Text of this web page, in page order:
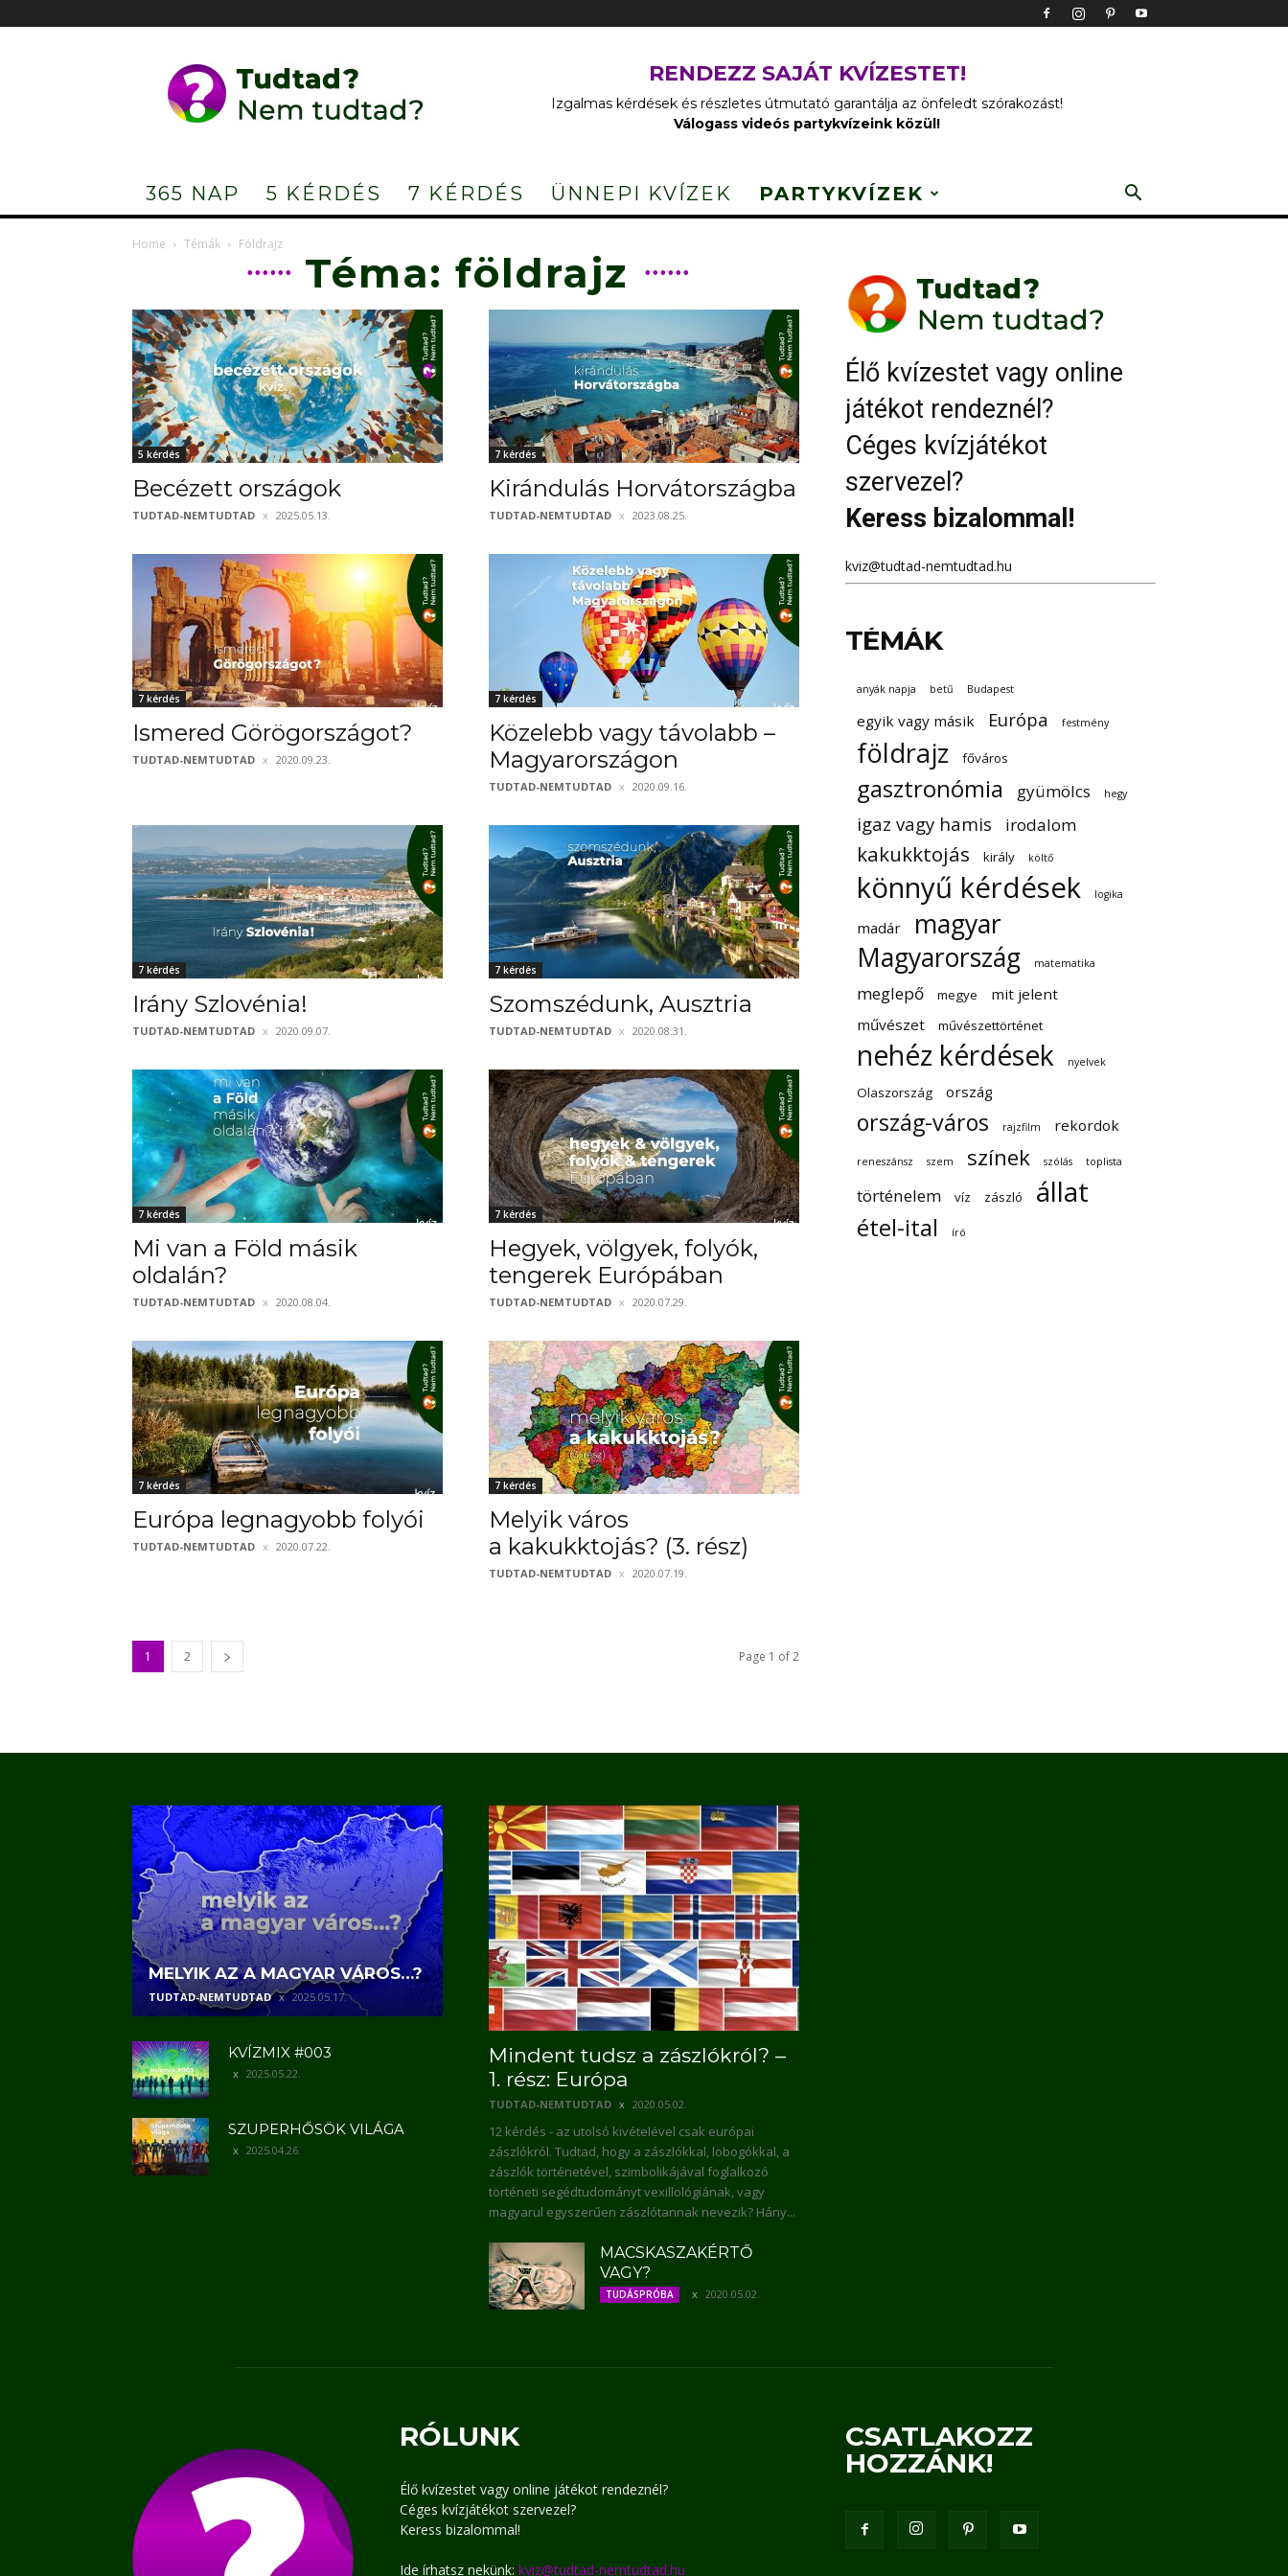
Nem
tudtad?
RENDEZZ SAJÁT KVÍZESTET!
Izgalmas kérdések és részletes útmutató garantálja az önfeledt szórakozást!
Válogass videós partykvízeink közül!
365 NAP 5 KÉRDÉS 7 KÉRDÉS ÜNNEPI KVÍZEK PARTYKVÍZEK
Home Témák Földrajz
Téma: földrajz
5 kérdés
Becézett országok
TUDTAD-NEMTUDTAD 2025.05.13.
7 kérdés
Kirándulás Horvátországba
TUDTAD-NEMTUDTAD 2023.08.25.
7 kérdés
Ismered Görögországot?
TUDTAD-NEMTUDTAD 2020.09.23.
7 kérdés
Közelebb vagy távolabb –
Magyarországon
TUDTAD-NEMTUDTAD 2020.09.16.
7 kérdés
Irány Szlovénia!
TUDTAD-NEMTUDTAD 2020.09.07.
7 kérdés
Szomszédunk, Ausztria
TUDTAD-NEMTUDTAD 2020.08.31.
7 kérdés
Mi van a Föld másik
oldalán?
TUDTAD-NEMTUDTAD 2020.08.04.
7 kérdés
Hegyek, völgyek, folyók,
tengerek Európában
TUDTAD-NEMTUDTAD 2020.07.29.
7 kérdés
Európa legnagyobb folyói
TUDTAD-NEMTUDTAD 2020.07.22.
7 kérdés
Melyik város
a kakukktojás? (3. rész)
TUDTAD-NEMTUDTAD 2020.07.19.
1 2 Page 1 of 2
Élő kvízestet vagy online
játékot rendeznél?
Céges kvízjátékot
szervezel?
Keress bizalommal!
kviz@tudtad-nemtudtad.hu
TÉMÁK
anyák napja betű Budapest
egyik vagy másik Európa festmény
földrajz főváros
gasztronómia gyümölcs hegy
igaz vagy hamis irodalom
kakukktojás király költő
könnyű kérdések logika
madár
magyar
Magyarország
matematika
meglepő megye
mit jelent
művészet
művészettörténet
nehéz kérdések nyelvek
Olaszország ország
ország-város rajzfilm rekordok
reneszánsz szem színek szólás toplista
történelem víz zászló állat
étel-ital író
MELYIK AZ A MAGYAR VÁROS…?
TUDTAD-NEMTUDTAD 2025.05.17.
KVÍZMIX #003
2025.05.22.
SZUPERHŐSÖK VILÁGA
2025.04.26.
Mindent tudsz a zászlókról? –
1. rész: Európa
TUDTAD-NEMTUDTAD 2020.05.02.
12 kérdés - az utolsó kivételével csak európai
zászlókról. Tudtad, hogy a zászlókkal, lobogókkal, a
zászlók történetével, szimbolikájával foglalkozó
történeti segédtudományt vexillológiának, vagy
magyarul egyszerűen zászlótannak nevezik? Hány...
MACSKASZAKÉRTŐ
VAGY?
TUDÁSPRÓBA 2020.05.02.
RÓLUNK
Élő kvízestet vagy online játékot rendeznél?
Céges kvízjátékot szervezel?
Keress bizalommal!
Ide írhatsz nekünk: kviz@tudtad-nemtudtad.hu
CSATLAKOZZ
HOZZÁNK!